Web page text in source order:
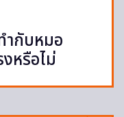
ำกับหมอ
หรือไม่